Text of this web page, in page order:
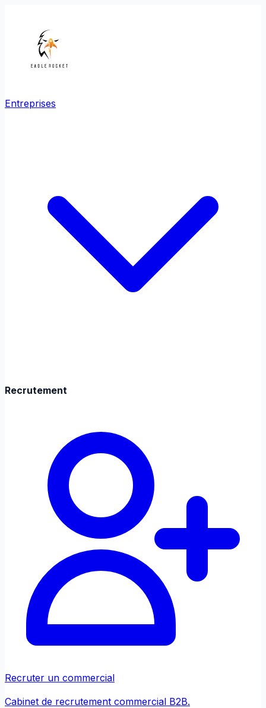
Entreprises
Recrutement
Recruter un commercial
Cabinet de recrutement commercial B2B.